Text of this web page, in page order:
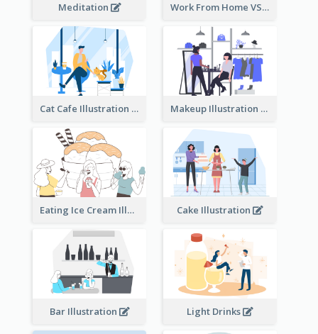
Meditation Work From Home VS Work From Office
Cat Cafe Illustration Makeup Illustration
Eating Ice Cream Illustration Cake Illustration
Bar Illustration Light Drinks